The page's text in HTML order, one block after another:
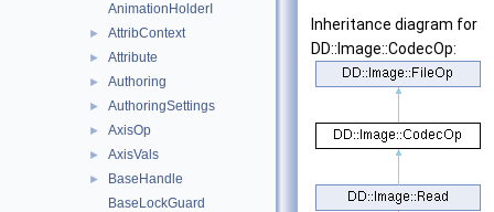
AnimationHolderI
► AttribContext
► Attribute
► Authoring
► AuthoringSettings
► AxisOp
► AxisVals
►
BaseHandle
BaseLockGuard
Inheritance diagram for
DD::Image::CodecOp: